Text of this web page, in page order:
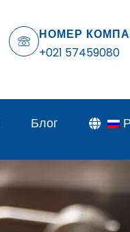
НОМЕР
+021 57459080
Блог